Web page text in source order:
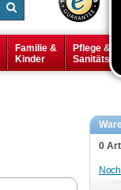
Familie &
Kinder
Pflege &
0